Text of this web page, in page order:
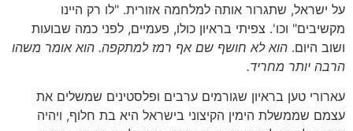
על ישראל, שתגרור אותה למלחמה אזורית. "לו רק היינו
מקשיבים" וכו'. צפיתי בראיון כולו, פעמיים, לפני כמה שבועות
ושוב היום. הוא לא חושף שם אף רמז למתקפה. הוא אומר משהו
הרבה יותר מחריד.
עארורי טען בראיון שגורמים ערבים ופלסטינים שמשלים את
עצמם שממשלת הימין הקיצוני בישראל היא בת חלוף, ויהיה